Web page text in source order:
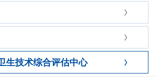
生技术综合评估中心